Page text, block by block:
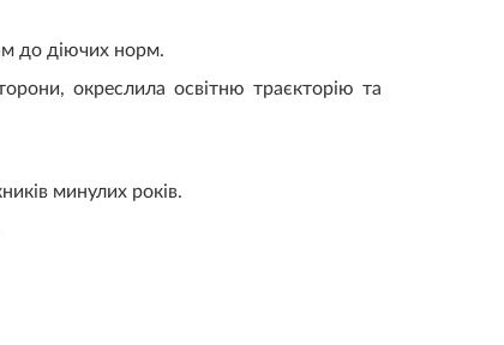
до діючих норм.
окреслила освітню траєкторію та
минулих років.